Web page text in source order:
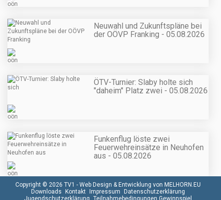
Neuwahl und Zukunftspläne bei
der OÖVP Franking - 05.08.2026
ÖTV-Turnier: Slaby holte sich
"daheim" Platz zwei - 05.08.2026
Funkenflug löste zwei
Feuerwehreinsätze in Neuhofen
aus - 05.08.2026
Copyright © 2026 TV1 - Web Design & Entwicklung von MELHORN.EU
Downloads Kontakt Impressum Datenschutzerklärung
Jugendschutzerklärung Teilnahmebedingungen Gewinnspiel